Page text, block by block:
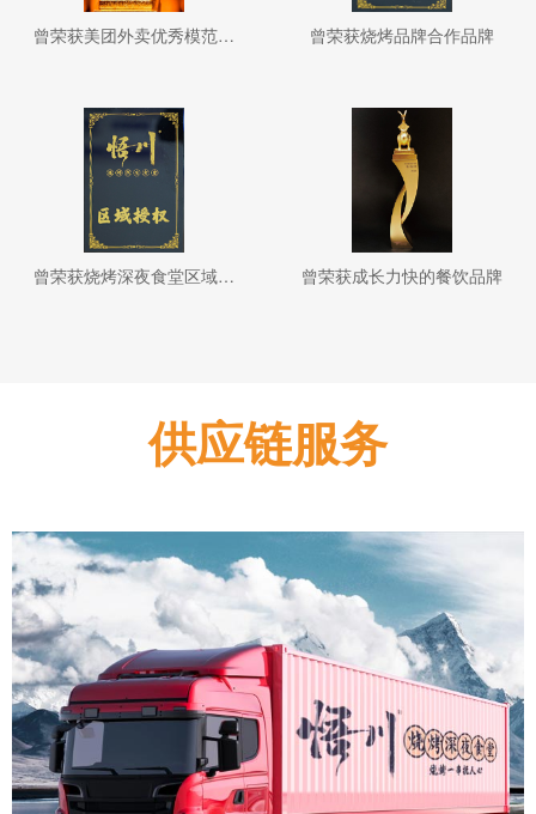
曾荣获美团外卖优秀模范品牌 曾荣获烧烤品牌合作品牌
曾荣获烧烤深夜食堂区域授权 曾荣获成长力快的餐饮品牌
供应链服务